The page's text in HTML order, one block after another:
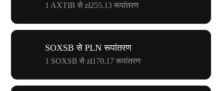
1 AXTIB से zł255.13 रूपांतरण
SOXSB से PLN रूपांतरण
1 SOXSB से zł170.17 रूपांतरण